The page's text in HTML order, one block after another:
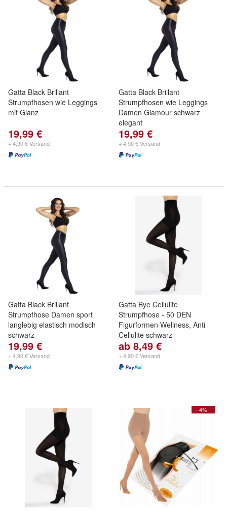
Gatta Black Brillant
Strumpfhosen wie Leggings
mit Glanz
19,99 €
+ 4,90 € Versand
Gatta Black Brillant
Strumpfhosen wie Leggings
Damen Glamour schwarz
elegant
19,99 €
+ 4,90 € Versand
Gatta Black Brillant
Strumpfhose Damen sport
langlebig elastisch modisch
schwarz
19,99 €
+ 4,90 € Versand
Gatta Bye Cellulite
Strumpfhose - 50 DEN
Figurformen Wellness, Anti
Cellulite schwarz
ab 8,49 €
+ 4,90 € Versand
- 4%